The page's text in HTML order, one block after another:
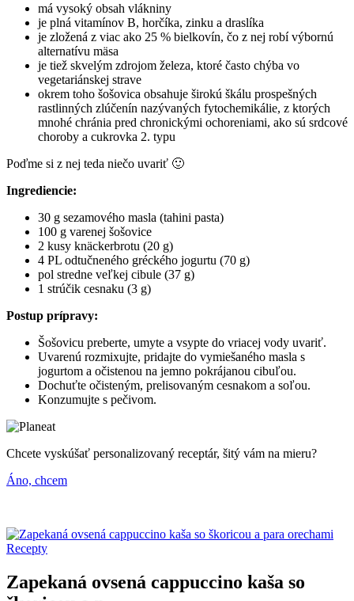
má vysoký obsah vlákniny
je plná vitamínov B, horčíka, zinku a draslíka
je zložená z viac ako 25 % bielkovín, čo z nej robí výbornú
alternatívu mäsa
je tiež skvelým zdrojom železa, ktoré často chýba vo
vegetariánskej strave
okrem toho šošovica obsahuje širokú škálu prospešných
rastlinných zlúčenín nazývaných fytochemikálie, z ktorých
mnohé chránia pred chronickými ochoreniami, ako sú srdcové
choroby a cukrovka 2. typu
Poďme si z nej teda niečo uvariť 🙂
Ingrediencie:
30 g sezamového masla (tahini pasta)
100 g varenej šošovice
2 kusy knäckerbrotu (20 g)
4 PL odtučneného gréckého jogurtu (70 g)
pol stredne veľkej cibule (37 g)
1 strúčik cesnaku (3 g)
Postup prípravy:
Šošovicu preberte, umyte a vsypte do vriacej vody uvariť.
Uvarenú rozmixujte, pridajte do vymiešaného masla s
jogurtom a očistenou na jemno pokrájanou cibuľou.
Dochuťte očisteným, prelisovaným cesnakom a soľou.
Konzumujte s pečivom.
Chcete vyskúšať personalizovaný receptár, šitý vám na mieru?
Áno, chcem
Recepty
Zapekaná ovsená cappuccino kaša so